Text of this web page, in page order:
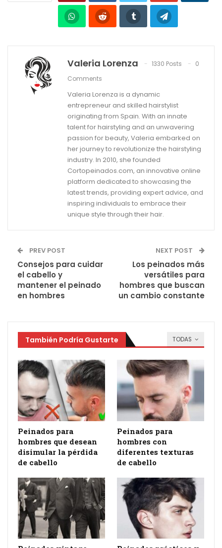
Valeria Lorenza 1330 Posts
0
Comments
Valeria Lorenza is a dynamic
entrepreneur and skilled hairstylist
originating from Spain. With an innate
talent for hairstyling and an unwavering
passion for beauty, Valeria embarked on
her journey to revolutionize the hairstyling
industry. In 2010, she founded
Cortopeinados.com, an innovative online
platform dedicated to showcasing the
latest trends, providing expert advice, and
inspiring individuals to embrace their
unique style through their hair.
PREV POST
Consejos para cuidar
el cabello y
mantener el peinado
en hombres
NEXT POST
Los peinados más
versátiles para
hombres que buscan
un cambio constante
TODAS
También Podría Gustarte
Peinados para
hombres que desean
disimular la pérdida
de cabello
Peinados para
hombres con
diferentes texturas
de cabello